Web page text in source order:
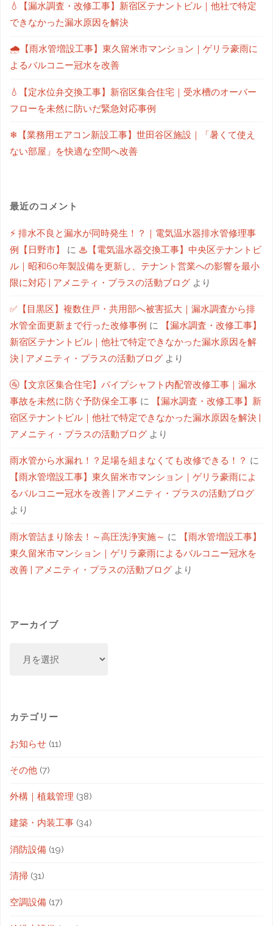
💧【漏水調査・改修工事】新宿区テナントビル｜他社で特定
できなかった漏水原因を解決
🌧【雨水管増設工事】東久留米市マンション｜ゲリラ豪雨に
よるバルコニー冠水を改善
💧【定水位弁交換工事】新宿区集合住宅｜受水槽のオーバー
フローを未然に防いだ緊急対応事例
❄【業務用エアコン新設工事】世田谷区施設｜「暑くて使え
ない部屋」を快適な空間へ改善
最近のコメント
⚡ 排水不良と漏水が同時発生！？｜電気温水器排水管修理事
例【日野市】
に ♨【電気温水器交換工事】中央区テナントビ
ル｜昭和60年製設備を更新し、テナント営業への影響を最小
限に対応 | アメニティ・プラスの活動ブログ より
✅【目黒区】複数住戸・共用部へ被害拡大｜漏水調査から排
水管全面更新まで行った改修事例 に
【漏水調査・改修工事】
新宿区テナントビル｜他社で特定できなかった漏水原因を解
決 | アメニティ・プラスの活動ブログ より
🚰【文京区集合住宅】パイプシャフト内配管改修工事｜漏水
事故を未然に防ぐ予防保全工事 に
【漏水調査・改修工事】新
宿区テナントビル｜他社で特定できなかった漏水原因を解決 |
アメニティ・プラスの活動ブログ より
雨水管から水漏れ！？足場を組まなくても改修できる！？ に
【雨水管増設工事】東久留米市マンション｜ゲリラ豪雨によ
るバルコニー冠水を改善 | アメニティ・プラスの活動ブログ
より
雨水管詰まり除去！～高圧洗浄実施～ に
【雨水管増設工事】
東久留米市マンション｜ゲリラ豪雨によるバルコニー冠水を
改善 | アメニティ・プラスの活動ブログ より
アーカイブ
カテゴリー
お知らせ (11)
その他 (7)
外構｜植栽管理 (38)
建築・内装工事 (34)
消防設備 (19)
清掃 (31)
空調設備 (17)